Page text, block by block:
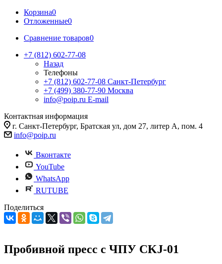
Корзина0
Отложенные0
Сравнение товаров0
+7 (812) 602-77-08
Назад
Телефоны
+7 (812) 602-77-08 Санкт-Петербург
+7 (499) 380-77-90 Москва
info@poip.ru E-mail
Контактная информация
г. Санкт-Петербург, Братская ул, дом 27, литер А, пом. 4
info@poip.ru
Вконтакте
YouTube
WhatsApp
RUTUBE
Поделиться
Пробивной пресс с ЧПУ CKJ-01